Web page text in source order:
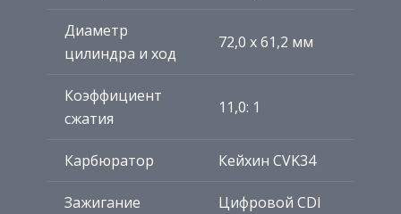
Диаметр
цилиндра и ход
72,0 x 61,2 мм
Коэффициент
сжатия
11,0: 1
Карбюратор Кейхин CVK34
Зажигание Цифровой CDI